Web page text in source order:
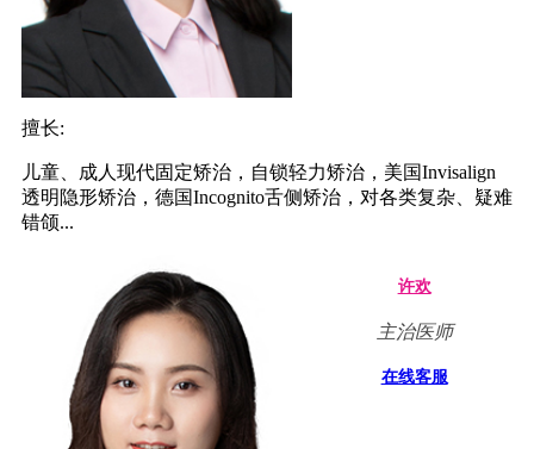
擅长:
儿童、成人现代固定矫治，自锁轻力矫治，美国Invisalign
透明隐形矫治，德国Incognito舌侧矫治，对各类复杂、疑难
错颌...
许欢
主治医师
在线客服